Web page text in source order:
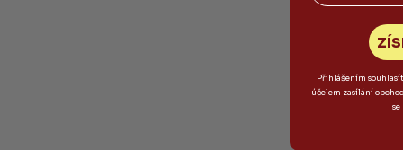
Přihlášením
účelem zasílání